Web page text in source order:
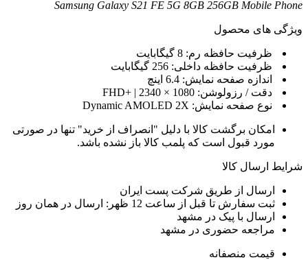
Samsung Galaxy S21 FE 5G 8GB 256GB Mobile
های محصول
ظرفیت حافظه رم:8 گیگابایت
ظرفیت حافظه داخلی:256 گیگابایت
اندازه صفحه نمایش:6.4 اینچ
دقت / رزولوشن:1080 × 2340 | +FHD
نوع صفحه نمایش:Dynamic AMOLED 2X
امکان برگشت کالا با دلیل "انصراف از خرید" تنها در صورتی
مورد قبول است که پلمب کالا باز نشده باشد.
ارسال کالا
ارسال از طریق شرکت پست ایران
ثبت سفارش تا قبل از ساعت 12 ظهر: ارسال در همان روز
ارسال با پیک در مشهد
مراجعه حضوری در مشهد
قیمت منصفانه